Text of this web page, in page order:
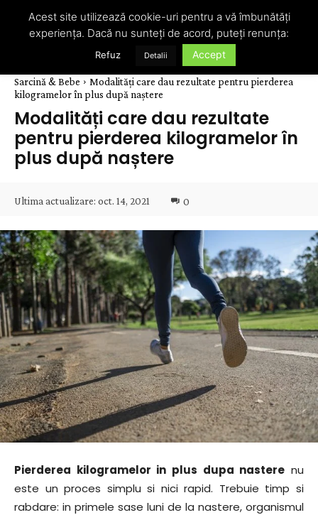
Sarcină & Bebe
Modalități care dau rezultate pentru pierderea
kilogramelor în plus după naștere
Modalități care dau rezultate
pentru pierderea kilogramelor în
plus după naștere
Ultima actualizare: oct. 14, 2021 0
Pierderea kilogramelor in plus dupa nastere nu
este un proces simplu si nici rapid. Trebuie timp si
rabdare: in primele sase luni de la nastere, organismul
Acest site utilizează cookie-uri pentru a vă îmbunătăți
experiența. Dacă nu sunteți de acord, puteți renunța:
Refuz Detalii Accept